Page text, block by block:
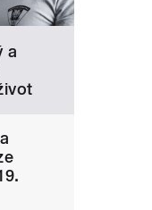
a